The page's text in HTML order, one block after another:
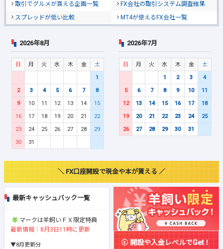
取引でグルメが貰える企画一覧
FX会社の取引システム調査結果
スプレッドが低い比較
MT4が使えるFX会社一覧
2026年8月
日 月 火 水 木 金
土
1
2
3 4 5 6 7
8
9
10 11 12 13 14
15
16
17 18 19 20 21
22
23
24 25 26 27 28
29
30
31
2026年7月
日 月 火 水 木 金
土
1
2 3
4
5
6 7 8 9 10
11
12
13 14 15 16 17
18
19
20 21 22 23 24
25
26
27 28 29 30 31
＼ FX口座開設で現金や本が貰える ／
最新キャッシュバック一覧
マークは羊飼いＦＸ限定特典
最新情報：8月3日11時に更新
▼8月更新分
開設や入金レベルでGet！